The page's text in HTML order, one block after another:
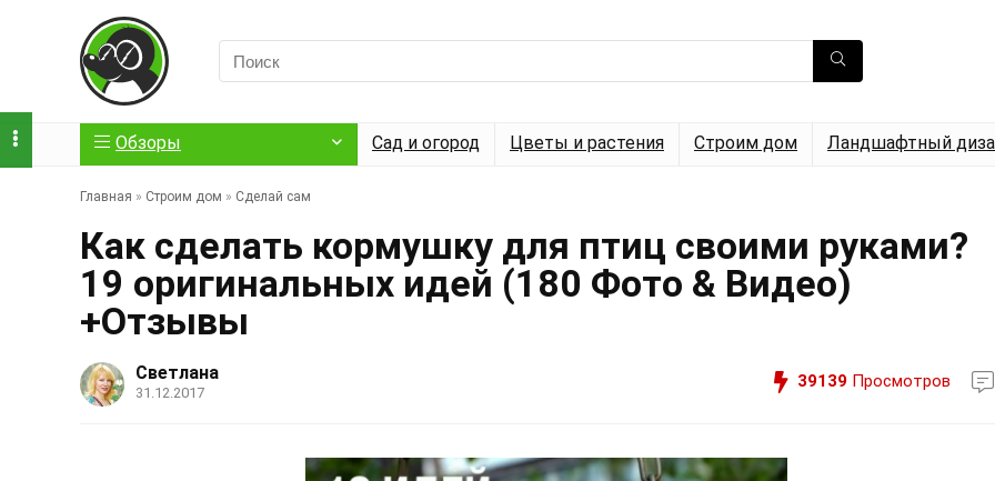
Обзоры Сад и огород Цветы и растения Строим дом Ландшафтный
Главная » Строим дом » Сделай сам
Как сделать кормушку для птиц своими руками?
19 оригинальных идей (180 Фото & Видео)
+Отзывы
Светлана
31.12.2017
39139 Просмотров